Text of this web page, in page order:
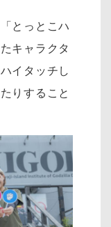
とっとこハ
キャラクタ
イタッチし
りすること